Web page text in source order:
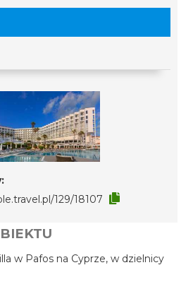
129/18107
w Pafos na Cyprze, w dzielnicy